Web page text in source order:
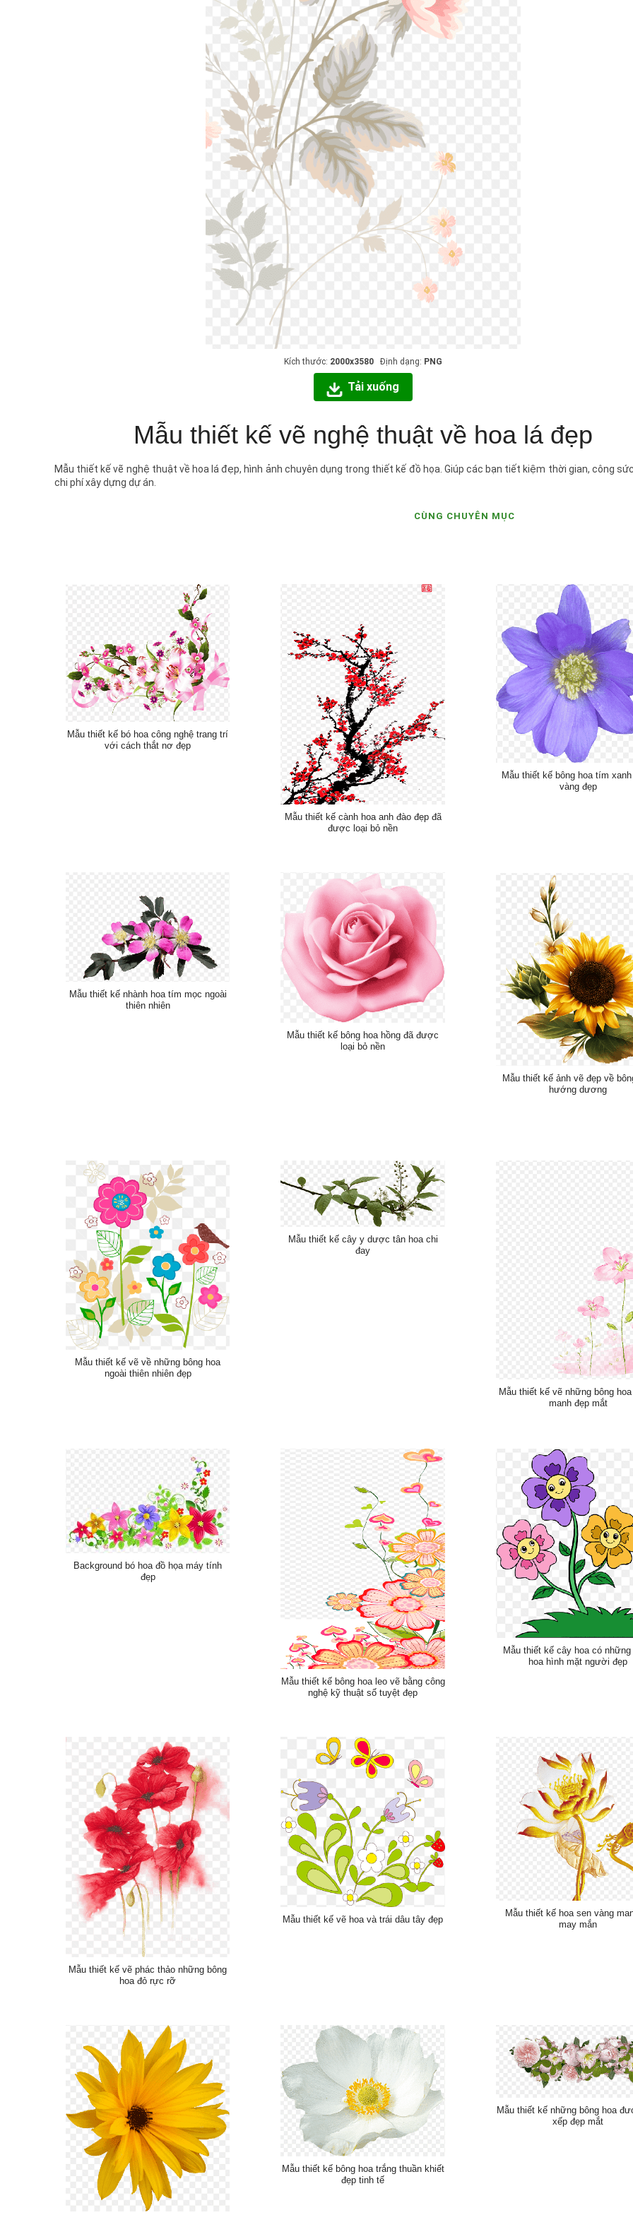
Kích thước: 2000x3580 Định dạng: PNG
Tải xuống
Mẫu thiết kế vẽ nghệ thuật về hoa lá đẹp
Mẫu thiết kế vẽ nghệ thuật về hoa lá đẹp, hình ảnh chuyên dụng trong thiết kế đồ họa. Giúp các bạn tiết kiệm thời gian, công
chi phí xây dựng dự án.
CÙNG CHUYÊN MỤC
Mẫu thiết kế bó hoa công nghệ trang trí
với cách thắt nơ đẹp
Mẫu thiết kế cành hoa anh đào đẹp đã
được loại bỏ nền
Mẫu thiết kế bông hoa tím
vàng đẹp
Mẫu thiết kế nhành hoa tím mọc ngoài
thiên nhiên
Mẫu thiết kế bông hoa hồng đã được
loại bỏ nền
Mẫu thiết kế ảnh vẽ đẹp về
hướng dương
Mẫu thiết kế vẽ về những bông hoa
ngoài thiên nhiên đẹp
Mẫu thiết kế cây y dược tân hoa chi
đay
Mẫu thiết kế vẽ những bông
manh đẹp mắt
Background bó hoa đồ họa máy tính
đẹp
Mẫu thiết kế bông hoa leo vẽ bằng công
nghệ kỹ thuật số tuyệt đẹp
Mẫu thiết kế cây hoa có những
hoa hình mặt người đẹp
Mẫu thiết kế vẽ phác thảo những bông
hoa đỏ rực rỡ
Mẫu thiết kế vẽ hoa và trái dâu tây đẹp
Mẫu thiết kế hoa sen vàng
may mắn
Mẫu thiết kế bông hoa trắng thuần khiết
đẹp tinh tế
Mẫu thiết kế những bông hoa
xếp đẹp mắt